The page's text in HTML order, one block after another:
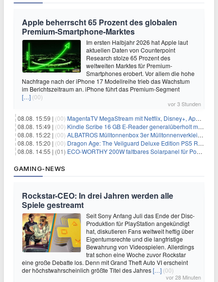
Apple beherrscht 65 Prozent des globalen
Premium-Smartphone-Marktes
Im ersten Halbjahr 2026 hat Apple laut
aktuellen Daten von Counterpoint
Research stolze 65 Prozent des
weltweiten Marktes für Premium-
Smartphones erobert. Vor allem die hohe
Nachfrage nach der iPhone 17 Modellreihe trieb das Wachstum
im Berichtszeitraum an. iPhone führt das Premium-Segment
[…] (00)
vor 3 Stunden
08.08. 15:59 | (00) MagentaTV MegaStream mit Netflix, Disney+, Apple TV+ & RTL+ für 30€/Monat (effektiv 20,83€/Monat)
08.08. 15:49 | (00) Kindle Scribe 16 GB E-Reader generalüberholt mit Eingabestift für 197,99€
08.08. 15:22 | (00) ALBATROS Mülltonnenbox 3er Mülltonnenverkleidung aus Metall für 577,15€
08.08. 15:20 | (00) Dragon Age: The Veilguard Deluxe Edition PS5 Rollenspiel für 13,76€
08.08. 14:55 | (01) ECO-WORTHY 200W faltbares Solarpanel für Powerstation & Camping für 123,99€
GAMING-NEWS
Rockstar-CEO: In drei Jahren werden alle
Spiele gestreamt
Seit Sony Anfang Juli das Ende der Disc-
Produktion für PlayStation angekündigt
hat, diskutieren Fans weltweit heftig über
Eigentumsrechte und die langfristige
Bewahrung von Videospielen. Allerdings
trat schon eine Woche zuvor Rockstar
eine große Debatte los. Denn mit Grand Theft Auto VI erscheint
der höchstwahrscheinlich größte Titel des Jahres[…] (00)
vor 28 Minuten